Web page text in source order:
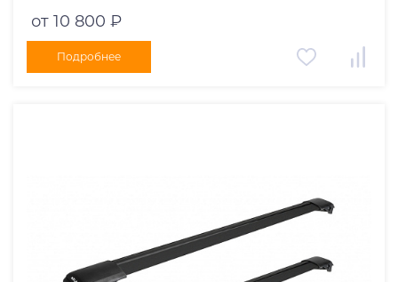
10002+11116+11115
от 10 800 ₽
Подробнее